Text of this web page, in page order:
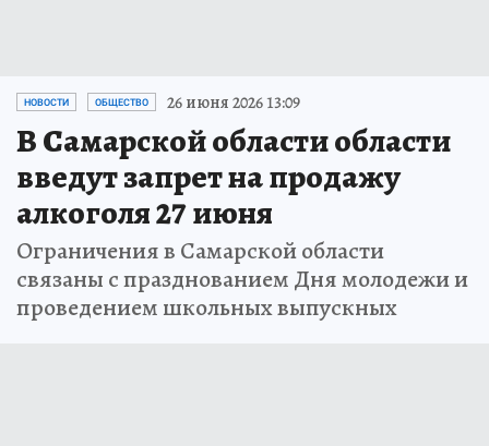
НОВОСТИ ОБЩЕСТВО 26 июня 2026 13:09
В Самарской области области
введут запрет на продажу
алкоголя 27 июня
Ограничения в Самарской области
связаны с празднованием Дня молодежи и
проведением школьных выпускных